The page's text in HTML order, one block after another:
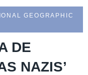
GEOGRAPHIC
DE
NAZIS’